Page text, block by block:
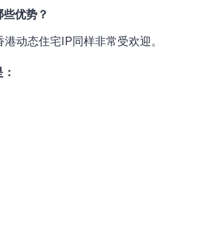
优势？
动态住宅IP同样非常受欢迎。